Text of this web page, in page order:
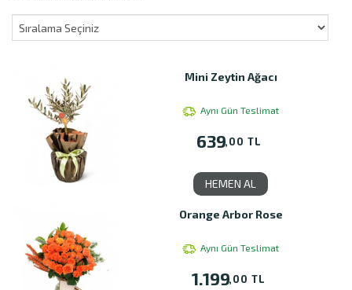
Mini Zeytin Ağacı
Aynı Gün Teslimat
639,00 TL
HEMEN AL
Orange Arbor Rose
Aynı Gün Teslimat
1.199,00 TL